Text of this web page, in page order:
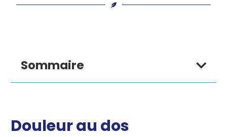
Sommaire
Douleur au dos